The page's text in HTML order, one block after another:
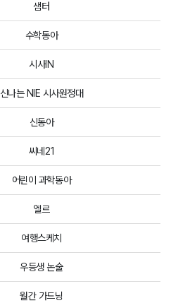
샘터
수학동아
시사IN
신나는 NIE 시사원정대
신동아
씨네21
어린이 과학동아
엘르
여행스케치
우등생 논술
월간 가드닝